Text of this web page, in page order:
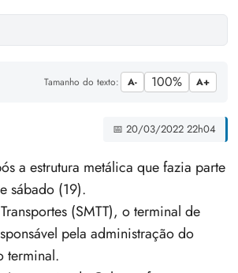
Tamanho do texto: A- 100% A+
📅 20/03/2022 22h04
a estrutura metálica que fazia parte
sábado (19).
(SMTT), o terminal de
pela administração do
terminal.